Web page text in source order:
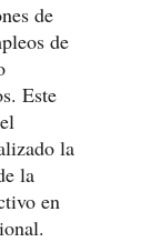
de
de
Este
la
la
en